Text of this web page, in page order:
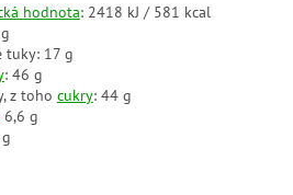
hodnota: 2418 kJ / 581 kcal
tuky: 17 g
: 46 g
z toho cukry: 44 g
6,6 g